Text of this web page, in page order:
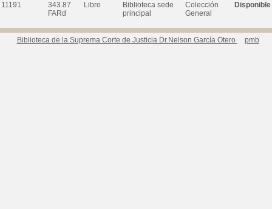
11191
343.87
FARd
Libro
Biblioteca sede
principal
Colección
General
Disponible
Biblioteca de la Suprema Corte de Justicia Dr.Nelson García Otero pmb